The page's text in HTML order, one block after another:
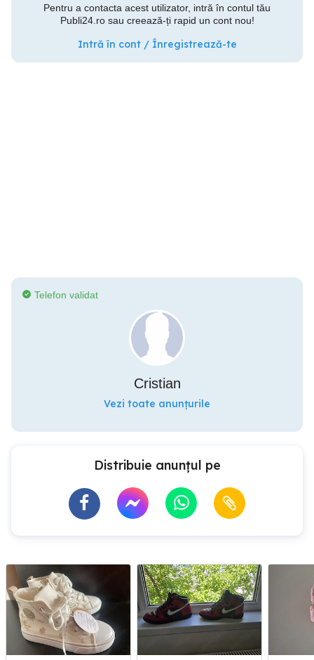
Pentru a contacta acest utilizator, intră în contul tău
Publi24.ro sau creează-ți rapid un cont nou!
Intră în cont / Înregistrează-te
Telefon validat
Cristian
Vezi toate anunțurile
Distribuie anunțul pe